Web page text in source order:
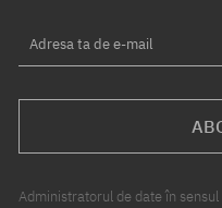
Adresa ta de e-mail
Administratorul de date în